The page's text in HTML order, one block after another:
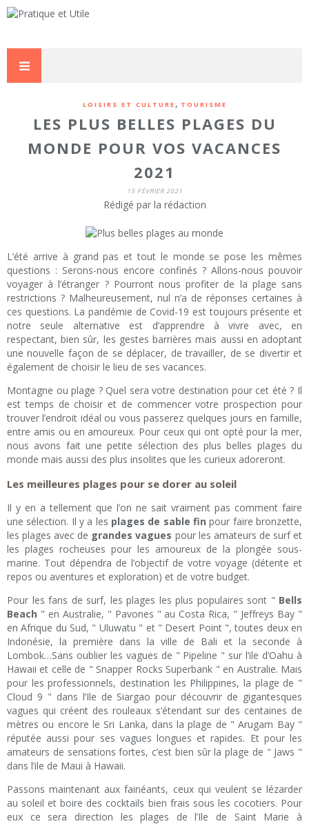
LOISIRS ET CULTURE , TOURISME
LES PLUS BELLES PLAGES DU
MONDE POUR VOS VACANCES
2021
15 FÉVRIER 2021
Rédigé par la rédaction
L’été arrive à grand pas et tout le monde se pose les mêmes
questions : Serons-nous encore confinés ? Allons-nous pouvoir
voyager à l’étranger ? Pourront nous profiter de la plage sans
restrictions ? Malheureusement, nul n’a de réponses certaines à
ces questions. La pandémie de Covid-19 est toujours présente et
notre seule alternative est d’apprendre à vivre avec, en
respectant, bien sûr, les gestes barrières mais aussi en adoptant
une nouvelle façon de se déplacer, de travailler, de se divertir et
également de choisir le lieu de ses vacances.
Montagne ou plage ? Quel sera votre destination pour cet été ? Il
est temps de choisir et de commencer votre prospection pour
trouver l’endroit idéal ou vous passerez quelques jours en famille,
entre amis ou en amoureux. Pour ceux qui ont opté pour la mer,
nous avons fait une petite sélection des plus belles plages du
monde mais aussi des plus insolites que les curieux adoreront.
Les meilleures plages pour se dorer au soleil
Il y en a tellement que l’on ne sait vraiment pas comment faire
une sélection. Il y a les plages de sable fin pour faire bronzette,
les plages avec de grandes vagues pour les amateurs de surf et
les plages rocheuses pour les amoureux de la plongée sous-
marine. Tout dépendra de l’objectif de votre voyage (détente et
repos ou aventures et exploration) et de votre budget.
Pour les fans de surf, les plages les plus populaires sont " Bells
Beach " en Australie, " Pavones " au Costa Rica, " Jeffreys Bay "
en Afrique du Sud, " Uluwatu " et " Desert Point ", toutes deux en
Indonésie, la première dans la ville de Bali et la seconde à
Lombok…Sans oublier les vagues de " Pipeline " sur l’ile d’Oahu à
Hawaii et celle de " Snapper Rocks Superbank " en Australie. Mais
pour les professionnels, destination les Philippines, la plage de "
Cloud 9 " dans l’Ile de Siargao pour découvrir de gigantesques
vagues qui créent des rouleaux s’étendant sur des centaines de
mètres ou encore le Sri Lanka, dans la plage de " Arugam Bay "
réputée aussi pour ses vagues longues et rapides. Et pour les
amateurs de sensations fortes, c’est bien sûr la plage de " Jaws "
dans l’ile de Maui à Hawaii.
Passons maintenant aux fainéants, ceux qui veulent se lézarder
au soleil et boire des cocktails bien frais sous les cocotiers. Pour
eux ce sera direction les plages de l’Ile de Saint Marie à